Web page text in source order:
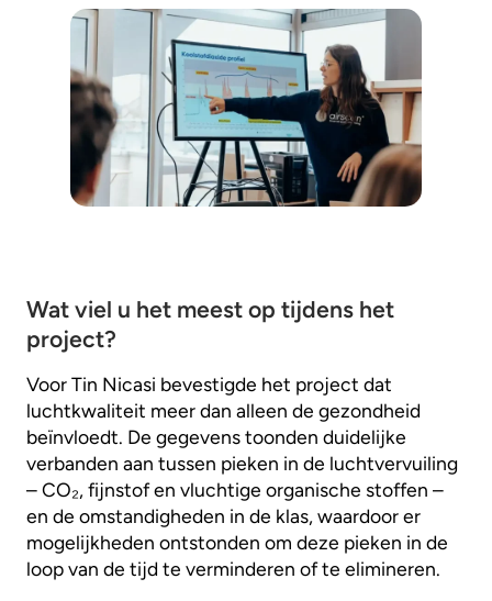
Wat viel u het meest op tijdens het
project?
Voor Tin Nicasi bevestigde het project dat
luchtkwaliteit meer dan alleen de gezondheid
beïnvloedt. De gegevens toonden duidelijke
verbanden aan tussen pieken in de luchtvervuiling
– CO₂, fijnstof en vluchtige organische stoffen –
en de omstandigheden in de klas, waardoor er
mogelijkheden ontstonden om deze pieken in de
loop van de tijd te verminderen of te elimineren.